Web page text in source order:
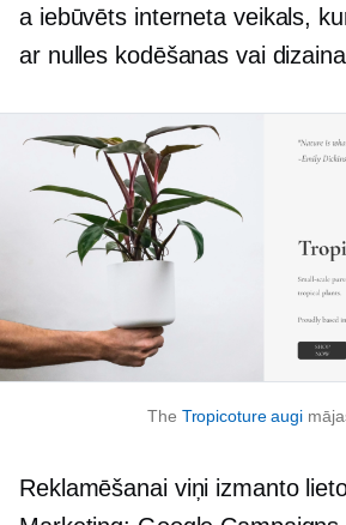
a iebūvēts interneta veikals,
ar nulles kodēšanas vai
The Tropicoture augi
Reklamēšanai viņi izmanto